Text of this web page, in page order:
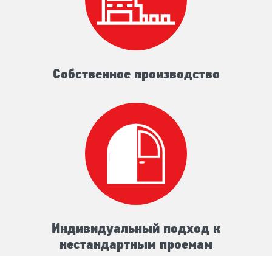
Собственное производство
Индивидуальный подход к
нестандартным проемам